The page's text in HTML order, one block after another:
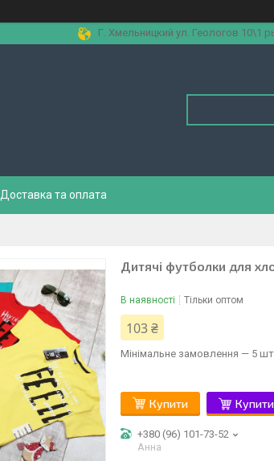
Г. Хмельницкий ул. Геологов 10\1
Доставка та оплата
Дитячі футболки для
В наявності Тільки оптом
103 ₴
Мінімальне замовлення — 5
Купити
+380 (96) 101-73-52
Анна